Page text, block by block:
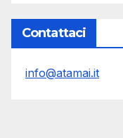
Contattaci
info@atamai.it